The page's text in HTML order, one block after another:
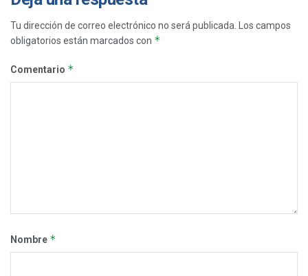
Tu dirección de correo electrónico no será publicada. Los campos
obligatorios están marcados con *
Comentario *
Nombre *